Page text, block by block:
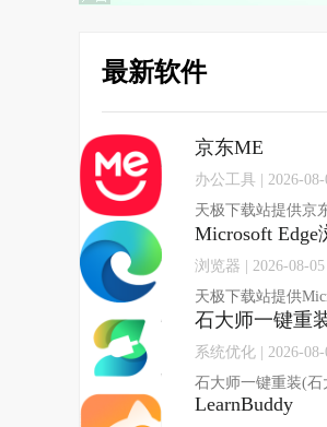
最新软件
京东ME
办公工具 | 2026-08-
Microsoft Edge
浏览器 | 2026-08-05
石大师一键重
系统优化 | 2026-08-
LearnBuddy